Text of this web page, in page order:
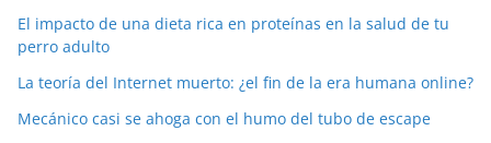
El impacto de una dieta rica en proteínas en la salud de tu
perro adulto
La teoría del Internet muerto: ¿el fin de la era humana online?
Mecánico casi se ahoga con el humo del tubo de escape